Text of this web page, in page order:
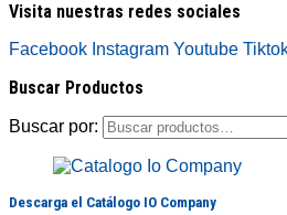
Visita nuestras redes sociales
Facebook Instagram Youtube
Buscar Productos
Buscar por:
Descarga el Catálogo IO Company